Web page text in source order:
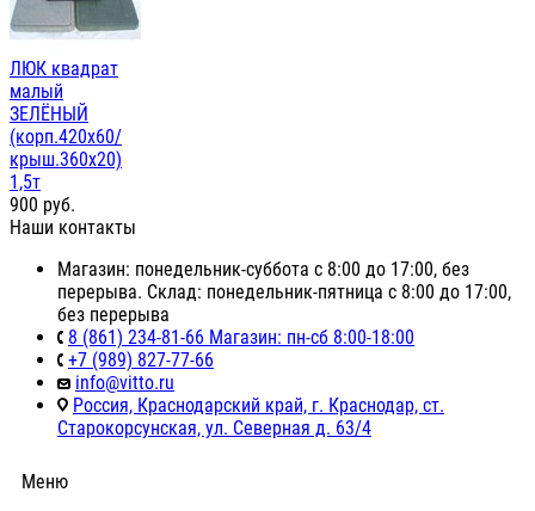
ЛЮК квадрат
малый
ЗЕЛЁНЫЙ
(корп.420х60/
крыш.360х20)
1,5т
900 руб.
Наши контакты
Магазин: понедельник-суббота с 8:00 до 17:00, без
перерыва. Склад: понедельник-пятница с 8:00 до 17:00,
без перерыва
8 (861) 234-81-66 Магазин: пн-сб 8:00-18:00
+7 (989) 827-77-66
info@vitto.ru
Россия, Краснодарский край, г. Краснодар, ст.
Старокорсунская, ул. Северная д. 63/4
Меню